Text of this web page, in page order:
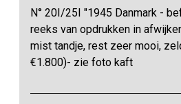
N° 20I/25I "1945 Danmark -
reeks van opdrukken in
mist tandje, rest zeer mooi,
€1.800)- zie foto kaft